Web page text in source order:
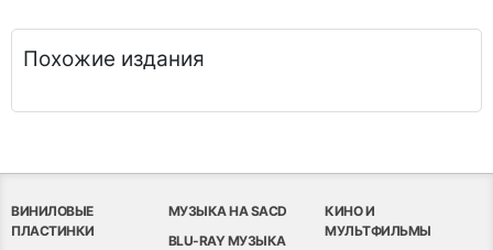
Похожие издания
ВИНИЛОВЫЕ
ПЛАСТИНКИ
МУЗЫКА НА SACD
BLU-RAY МУЗЫКА
КИНО И
МУЛЬТФИЛЬМЫ